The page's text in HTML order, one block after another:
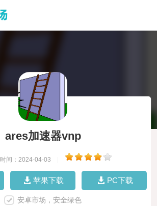
ares加速器vnp
时间：2024-04-03
苹果下载 PC下载
安卓市场，安全绿色